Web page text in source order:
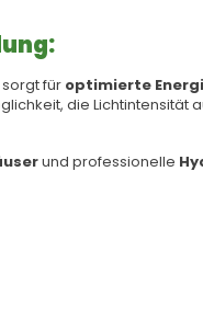
für optimierte
die Lichtintensität
und professionelle